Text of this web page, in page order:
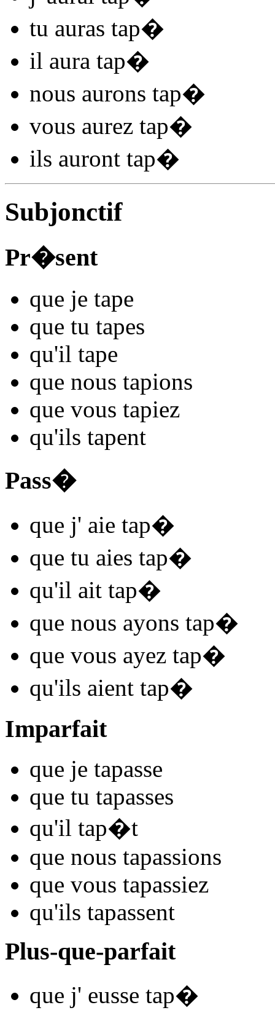
tu auras tap�
il aura tap�
nous aurons tap�
vous aurez tap�
ils auront tap�
Subjonctif
Pr�sent
que je tape
que tu tapes
qu'il tape
que nous tapions
que vous tapiez
qu'ils tapent
Pass�
que j' aie tap�
que tu aies tap�
qu'il ait tap�
que nous ayons tap�
que vous ayez tap�
qu'ils aient tap�
Imparfait
que je tapasse
que tu tapasses
qu'il tap�t
que nous tapassions
que vous tapassiez
qu'ils tapassent
Plus-que-parfait
que j' eusse tap�